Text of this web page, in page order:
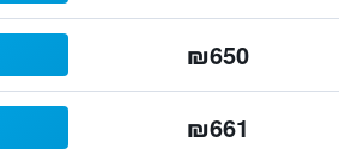
₪650
₪661